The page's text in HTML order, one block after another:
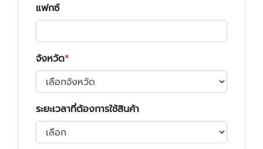
แฟกซ์
จังหวัด
ระยะเวลาที่ต้องการใช้สินค้า